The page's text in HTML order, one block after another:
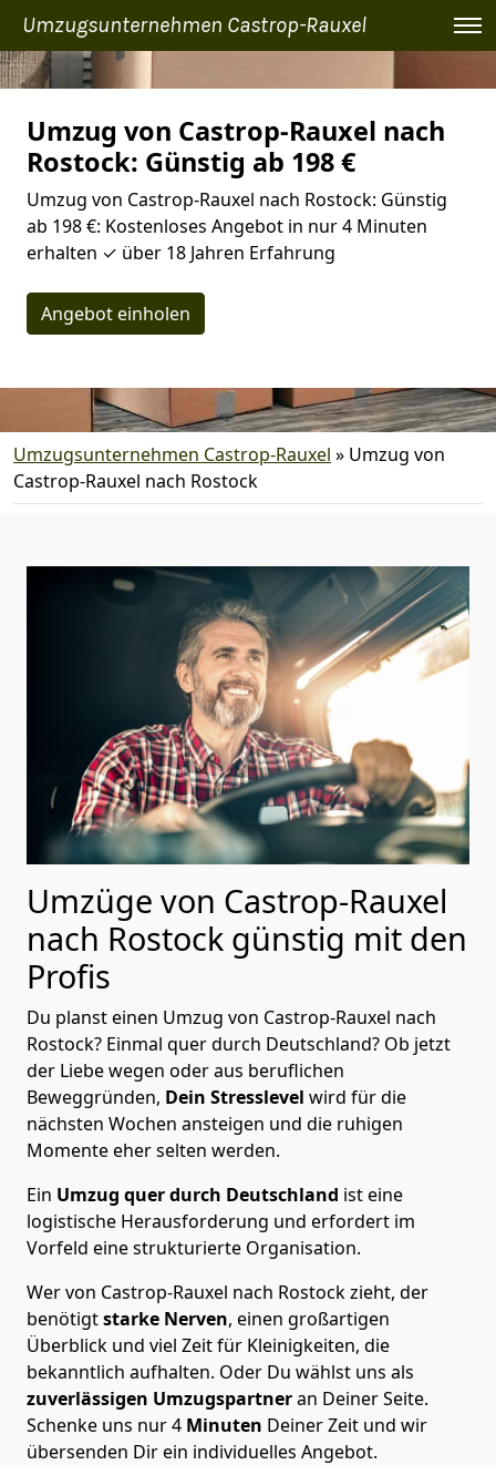
Umzugsunternehmen Castrop-Rauxel
Umzug von Castrop-Rauxel nach
Rostock: Günstig ab 198 €
Umzug von Castrop-Rauxel nach Rostock: Günstig
ab 198 €: Kostenloses Angebot in nur 4 Minuten
erhalten ✓ über 18 Jahren Erfahrung
Angebot einholen
Umzugsunternehmen Castrop-Rauxel » Umzug von
Castrop-Rauxel nach Rostock
Umzüge von Castrop-Rauxel
nach Rostock günstig mit den
Profis
Du planst einen Umzug von Castrop-Rauxel nach
Rostock? Einmal quer durch Deutschland? Ob jetzt
der Liebe wegen oder aus beruflichen
Beweggründen, Dein Stresslevel wird für die
nächsten Wochen ansteigen und die ruhigen
Momente eher selten werden.
Ein Umzug quer durch Deutschland ist eine
logistische Herausforderung und erfordert im
Vorfeld eine strukturierte Organisation.
Wer von Castrop-Rauxel nach Rostock zieht, der
benötigtstarke Nerven, einen großartigen
Überblick und viel Zeit für Kleinigkeiten, die
bekanntlich aufhalten. Oder Du wählst uns als
zuverlässigen Umzugspartneran Deiner Seite.
Schenke uns nur4 Minuten Deiner Zeit und wir
übersenden Dir ein individuelles Angebot.